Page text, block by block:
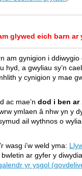
glywed eich barn
am gynigion i
hyd, a gwyliau sy’n
y cynigion y mae
ac mae’ndod i ben ar
ymlaen â nhw yn y
ail wythnos o
wasg i’w weld yma:
bwletin ar gyfer y
yr ysgol